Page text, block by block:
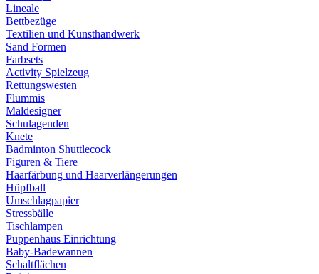
Lineale
Bettbezüge
Textilien und Kunsthandwerk
Sand Formen
Farbsets
Activity Spielzeug
Rettungswesten
Flummis
Maldesigner
Schulagenden
Knete
Badminton Shuttlecock
Figuren & Tiere
Haarfärbung und Haarverlängerungen
Hüpfball
Umschlagpapier
Stressbälle
Tischlampen
Puppenhaus Einrichtung
Baby-Badewannen
Schaltflächen